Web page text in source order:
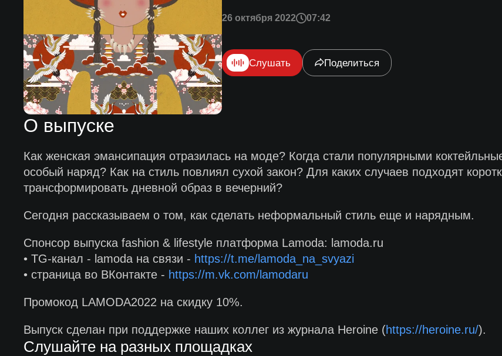
26 октября 2022 07:42
Слушать Поделиться
О выпуске
Как женская эмансипация отразилась на моде? Когда стали популярными
особый наряд? Как на стиль повлиял сухой закон? Для каких случаев подходят
трансформировать дневной образ в вечерний?
Сегодня рассказываем о том, как сделать неформальный стиль еще и нарядным.
Спонсор выпуска fashion & lifestyle платформа Lamoda: lamoda.ru
• TG-канал - lamoda на связи - https://t.me/lamoda_na_svyazi
• страница во ВКонтакте - https://m.vk.com/lamodaru
Промокод LAMODA2022 на скидку 10%.
Выпуск сделан при поддержке наших коллег из журнала Heroine (https://heroine.ru/).
Слушайте на разных площадках